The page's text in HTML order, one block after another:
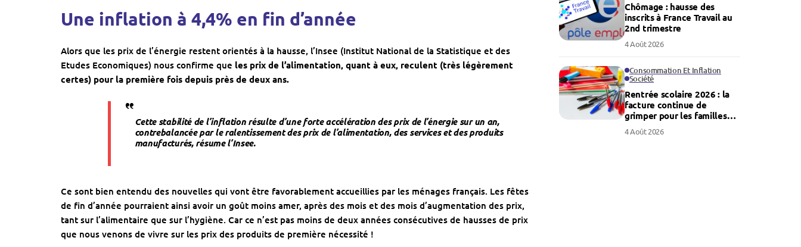
Une inflation à 4,4% en fin d’année
Alors que les prix de l’énergie restent orientés à la hausse, l’Insee (Institut National de la Statistique et des
Etudes Economiques) nous confirme que les prix de l’alimentation, quant à eux, reculent (très légèrement
certes) pour la première fois depuis près de deux ans.
Cette stabilité de l’inflation résulte d’une forte accélération des prix de l’énergie sur un an,
contrebalancée par le ralentissement des prix de l’alimentation, des services et des produits
manufacturés, résume l’Insee.
Ce sont bien entendu des nouvelles qui vont être favorablement accueillies par les ménages français. Les fêtes
de fin d’année pourraient ainsi avoir un goût moins amer, après des mois et des mois d’augmentation des prix,
tant sur l’alimentaire que sur l’hygiène. Car ce n’est pas moins de deux années consécutives de hausses de prix
que nous venons de vivre sur les prix des produits de première nécessité !
Chômage : hausse des
inscrits à France Travail au
2nd trimestre
4 Août 2026
Consommation Et Inflation
Société
Rentrée scolaire 2026 : la
facture continue de
grimper pour les familles
françaises
4 Août 2026